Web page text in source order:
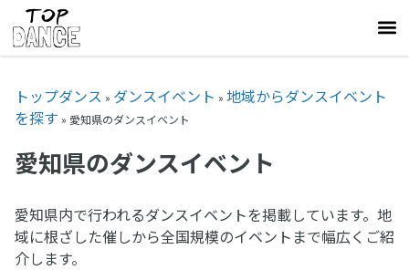
トップダンス » ダンスイベント » 地域からダンスイベント
を探す » 愛知県のダンスイベント
愛知県のダンスイベント
愛知県内で行われるダンスイベントを掲載しています。地
域に根ざした催しから全国規模のイベントまで幅広くご紹
介します。